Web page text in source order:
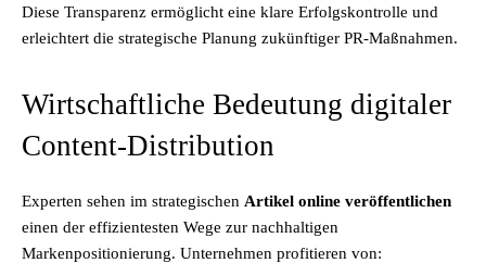
Diese Transparenz ermöglicht eine klare Erfolgskontrolle und
erleichtert die strategische Planung zukünftiger PR-Maßnahmen.
Wirtschaftliche Bedeutung digitaler
Content-Distribution
Experten sehen im strategischen Artikel online veröffentlichen
einen der effizientesten Wege zur nachhaltigen
Markenpositionierung. Unternehmen profitieren von: